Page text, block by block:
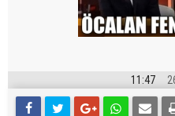
11:47